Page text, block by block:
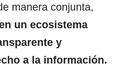
manera conjunta,
un ecosistema
y
a la información.